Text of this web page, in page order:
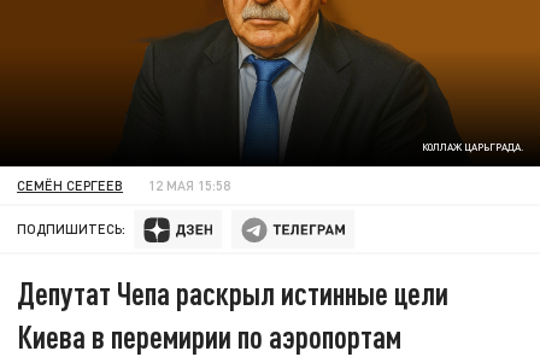
КОЛЛАЖ ЦАРЬГРАДА.
СЕМЁН СЕРГЕЕВ 12 МАЯ 15:58
ПОДПИШИТЕСЬ:
Депутат Чепа раскрыл истинные цели
Киева в перемирии по аэропортам